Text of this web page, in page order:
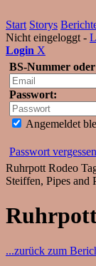
Start Storys
Nicht eingeloggt -
Login X
BS-Nummer
Passwort:
Angemeldet
Passwort
Ruhrpott Rodeo
Steiffen, Pipes
Ruhrpott
...zurück zum